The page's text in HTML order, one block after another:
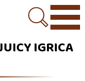
IGRICA